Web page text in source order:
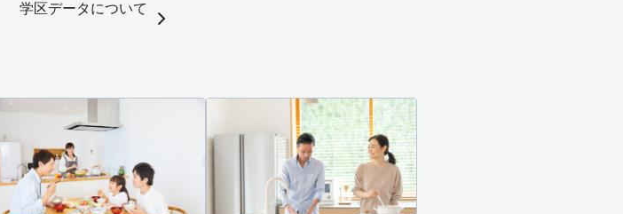
学区データについて